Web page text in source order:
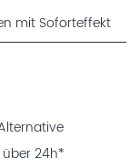
mit Soforteffekt
24h*